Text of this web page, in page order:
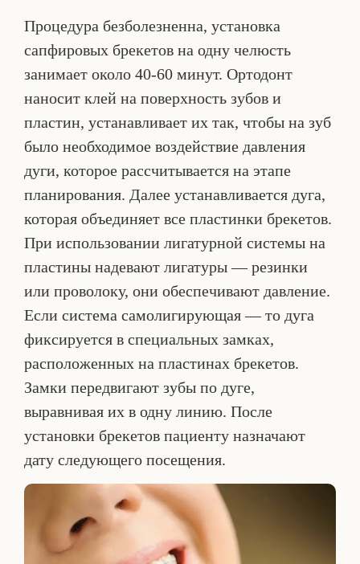
Процедура безболезненна, установка
сапфировых брекетов на одну челюсть
занимает около 40-60 минут. Ортодонт
наносит клей на поверхность зубов и
пластин, устанавливает их так, чтобы на зуб
было необходимое воздействие давления
дуги, которое рассчитывается на этапе
планирования. Далее устанавливается дуга,
которая объединяет все пластинки брекетов.
При использовании лигатурной системы на
пластины надевают лигатуры — резинки
или проволоку, они обеспечивают давление.
Если система самолигирующая — то дуга
фиксируется в специальных замках,
расположенных на пластинах брекетов.
Замки передвигают зубы по дуге,
выравнивая их в одну линию. После
установки брекетов пациенту назначают
дату следующего посещения.